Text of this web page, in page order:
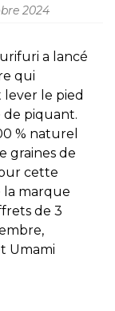
2024
a lancé
qui
le pied
de piquant.
% naturel
graines de
cette
marque
de 3
Umami